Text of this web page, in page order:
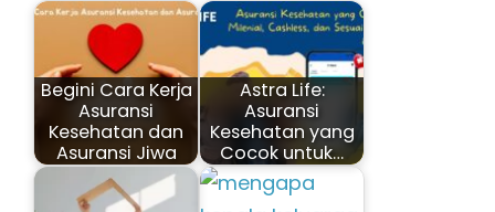
Begini Cara Kerja
Asuransi
Kesehatan dan
Asuransi Jiwa
Astra Life:
Asuransi
Kesehatan yang
Cocok untuk…